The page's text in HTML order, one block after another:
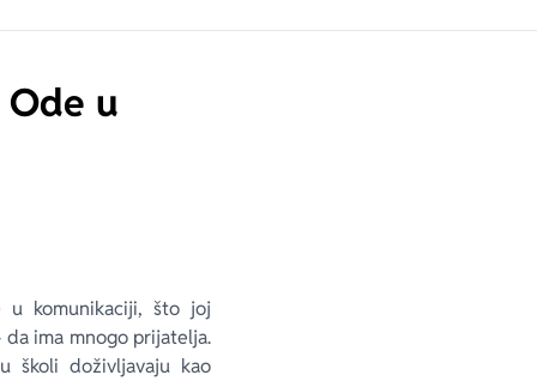
Ode u
u komunikaciji, što joj
ima mnogo prijatelja.
školi doživljavaju kao